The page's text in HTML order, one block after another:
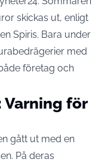
skickas ut, enligt
Spiris. Bara under
med
företag och
för
gått ut med en
På deras